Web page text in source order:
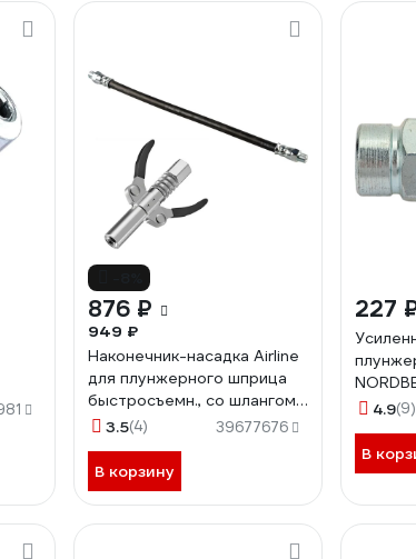
876 ₽
949 ₽
Наконечник-насадка Airline
для плунжерного шприца
быстросъемн., со шлангом
300мм, нейлоновым
3.5(4) 39677676
В корзину
227
4.9(9)
В